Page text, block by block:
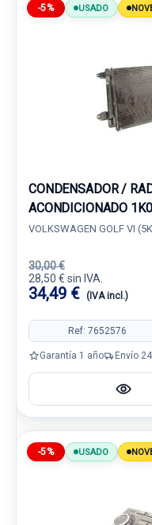
-5% USADO
CONDENSADOR /
ACONDICIONADO
VOLKSWAGEN GOLF VI
30,00 €
28,50 € sin IVA.
34,49 € (IVA incl.)
Ref: 7652576
Garantía 1 año Envío
-5% USADO